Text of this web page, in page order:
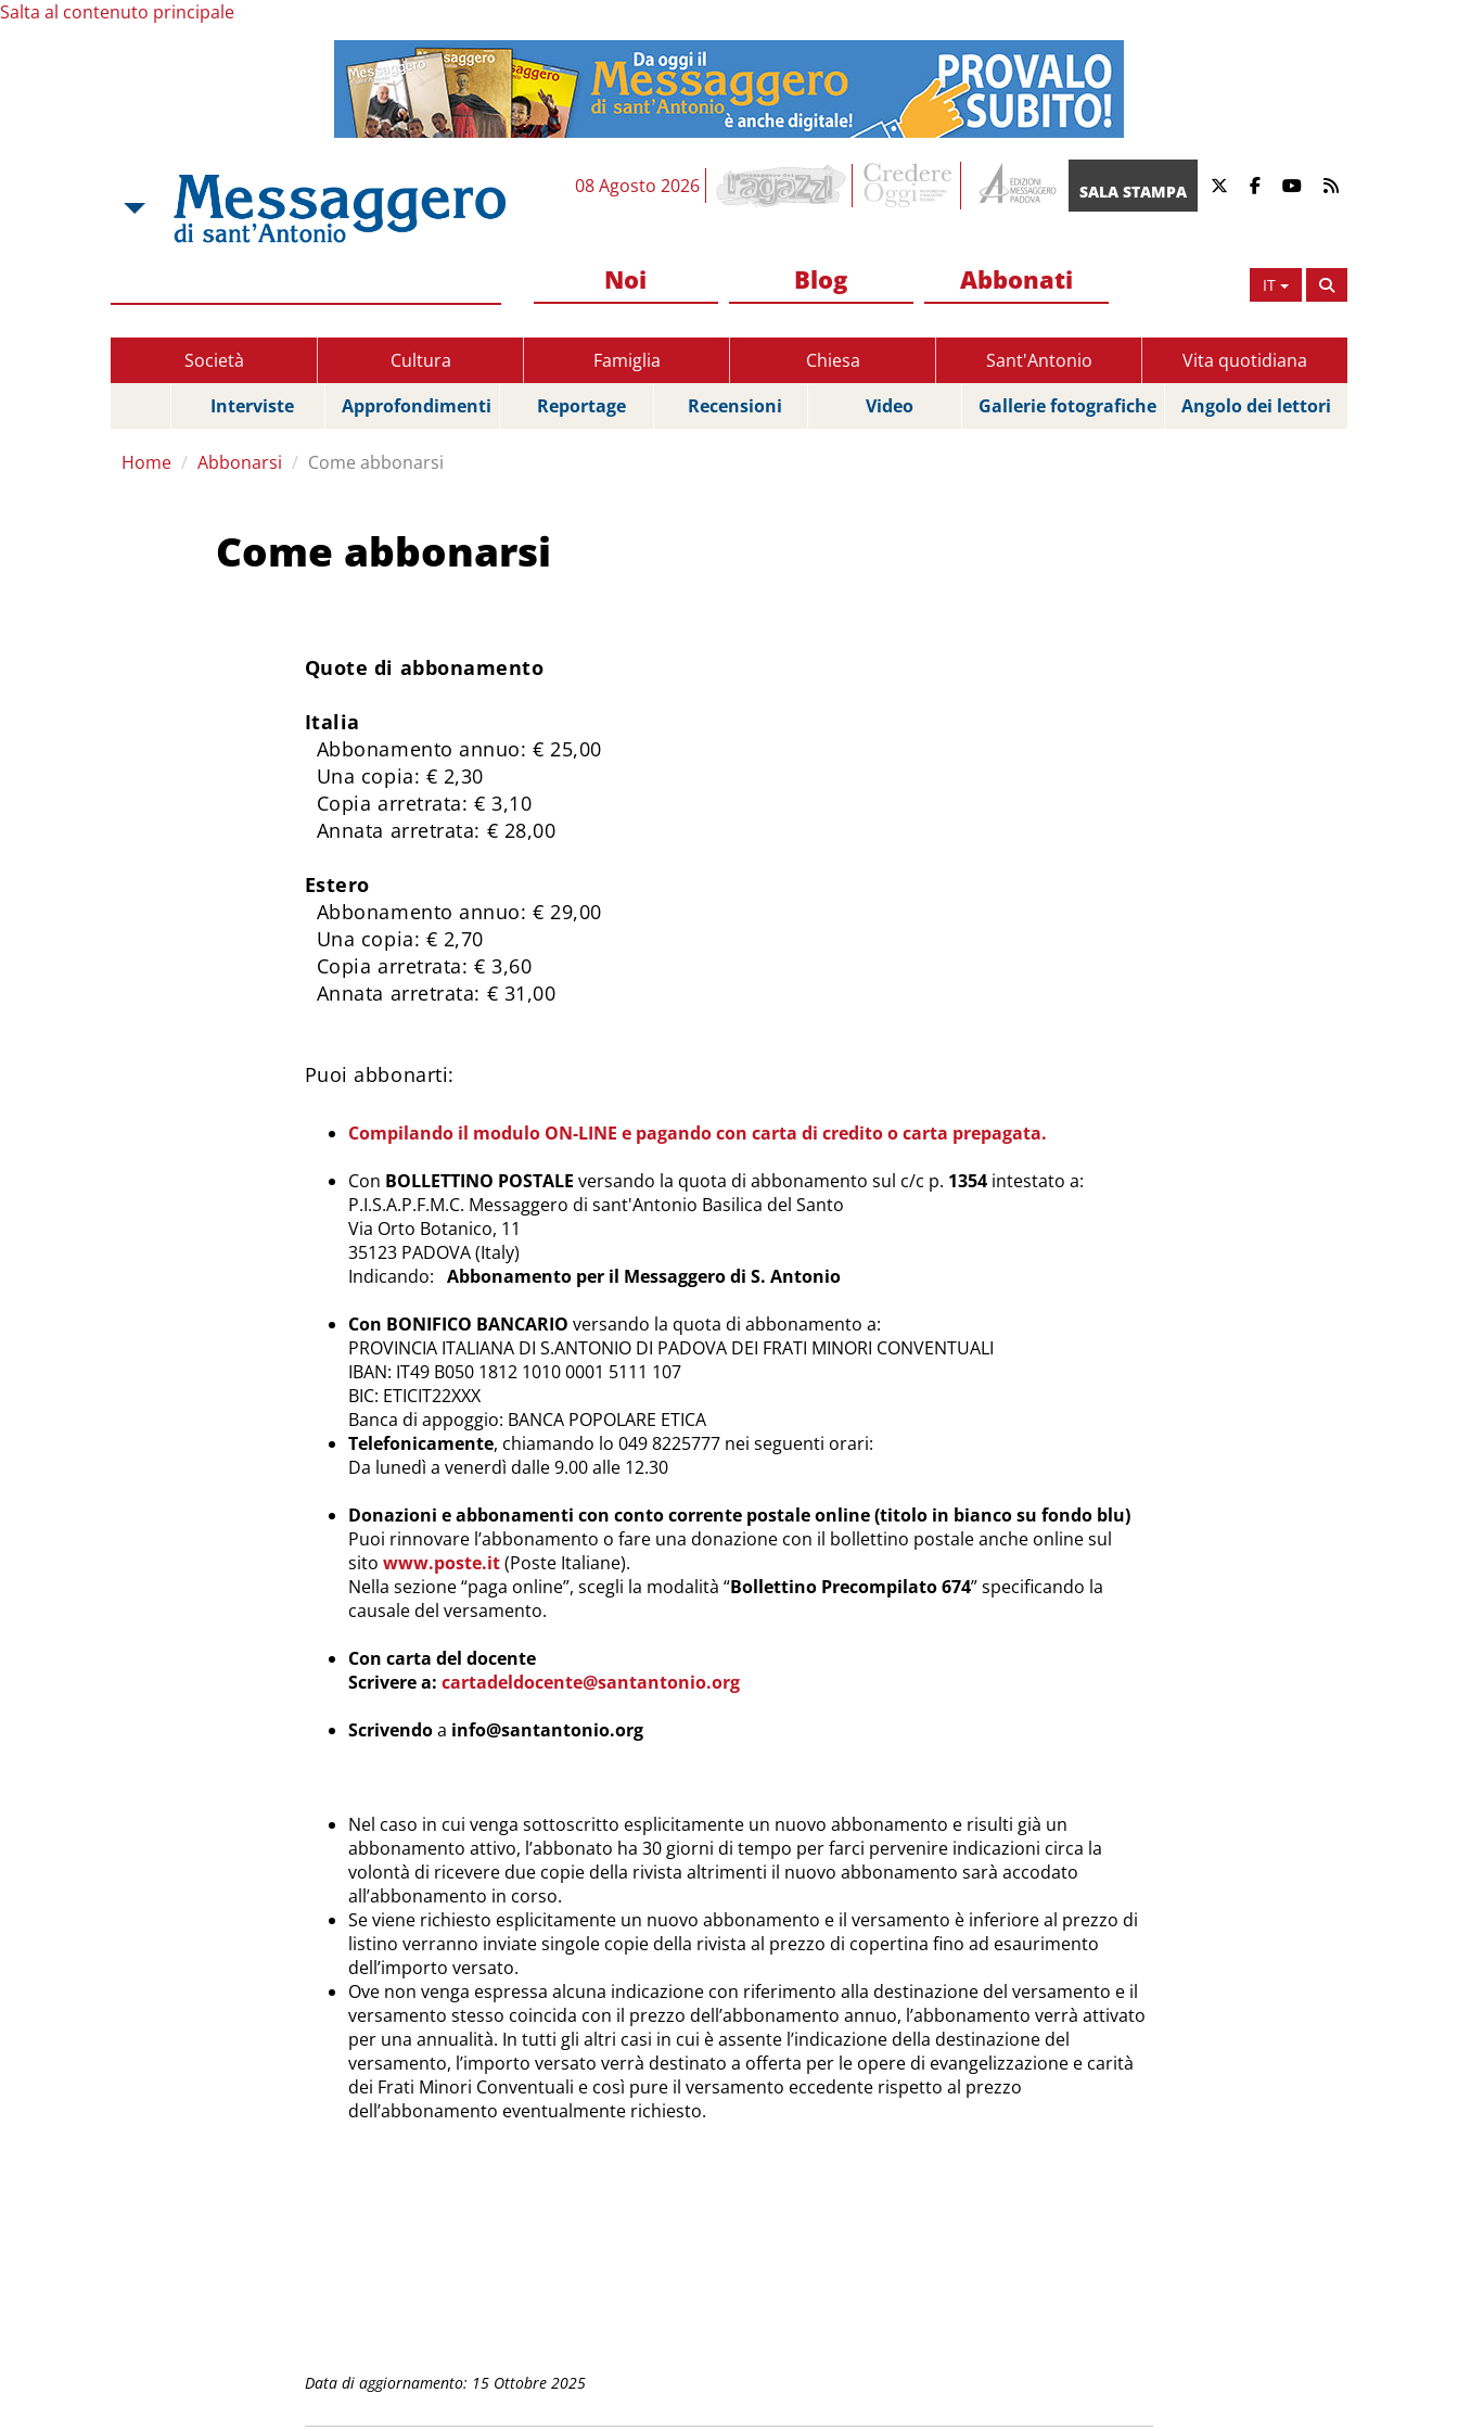
Salta al contenuto principale
08 Agosto 2026 SALA STAMPA
IT
Noi Blog Abbonati
Società Cultura Famiglia Chiesa Sant'Antonio
Vita quotidiana
Interviste
Approfondimenti Reportage Recensioni Video Gallerie fotografiche Angolo dei lettori
Home Abbonarsi Come abbonarsi
Come abbonarsi
Quote di abbonamento
Italia
Abbonamento annuo: € 25,00
Una copia: € 2,30
Copia arretrata: € 3,10
Annata arretrata: € 28,00
Estero
Abbonamento annuo: € 29,00
Una copia: € 2,70
Copia arretrata: € 3,60
Annata arretrata: € 31,00
Puoi abbonarti:
Compilando il modulo ON-LINE e pagando con carta di credito o carta prepagata.
Con BOLLETTINO POSTALE versando la quota di abbonamento sul c/c p. 1354 intestato a:
P.I.S.A.P.F.M.C. Messaggero di sant'Antonio Basilica del Santo
Via Orto Botanico, 11
35123 PADOVA (Italy)
Indicando: Abbonamento per il Messaggero di S. Antonio
Con BONIFICO BANCARIO versando la quota di abbonamento a:
PROVINCIA ITALIANA DI S.ANTONIO DI PADOVA DEI FRATI MINORI CONVENTUALI
IBAN: IT49 B050 1812 1010 0001 5111 107
BIC: ETICIT22XXX
Banca di appoggio: BANCA POPOLARE ETICA
Telefonicamente, chiamando lo 049 8225777 nei seguenti orari:
Da lunedì a venerdì dalle 9.00 alle 12.30
Donazioni e abbonamenti con conto corrente postale online (titolo in bianco su fondo blu)
Puoi rinnovare l’abbonamento o fare una donazione con il bollettino postale anche online sul
sito www.poste.it(Poste Italiane).
Nella sezione “paga online”, scegli la modalità “Bollettino Precompilato 674” specificando la
causale del versamento.
Con carta del docente
Scrivere a: cartadeldocente@santantonio.org
Scrivendoa info@santantonio.org
Nel caso in cui venga sottoscritto esplicitamente un nuovo abbonamento e risulti già un
abbonamento attivo, l’abbonato ha 30 giorni di tempo per farci pervenire indicazioni circa la
volontà di ricevere due copie della rivista altrimenti il nuovo abbonamento sarà accodato
all’abbonamento in corso.
Se viene richiesto esplicitamente un nuovo abbonamento e il versamento è inferiore al prezzo di
listino verranno inviate singole copie della rivista al prezzo di copertina fino ad esaurimento
dell’importo versato.
Ove non venga espressa alcuna indicazione con riferimento alla destinazione del versamento e il
versamento stesso coincida con il prezzo dell’abbonamento annuo, l’abbonamento verrà attivato
per una annualità. In tutti gli altri casi in cui è assente l’indicazione della destinazione del
versamento, l’importo versato verrà destinato a offerta per le opere di evangelizzazione e carità
dei Frati Minori Conventuali e così pure il versamento eccedente rispetto al prezzo
dell’abbonamento eventualmente richiesto.
Data di aggiornamento: 15 Ottobre 2025